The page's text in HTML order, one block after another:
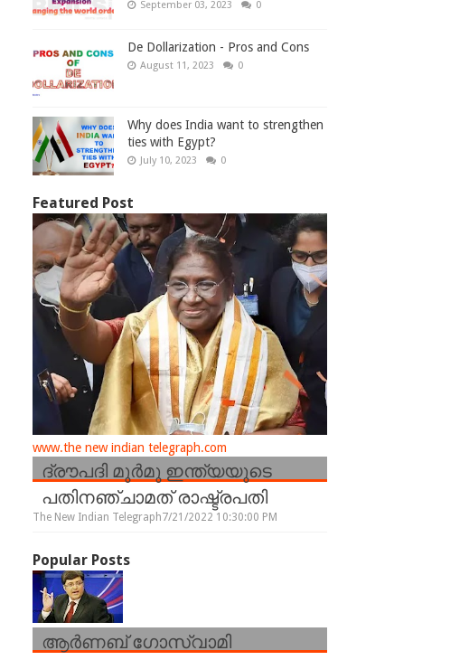
September 03, 2023 0
De Dollarization - Pros and Cons
August 11, 2023 0
Why does India want to strengthen
ties with Egypt?
July 10, 2023 0
Featured Post
www.the new indian telegraph.com
ദ്രൗപദി മുർമു ഇന്ത്യയുടെ
പതിനഞ്ചാമത് രാഷ്ട്രപതി
The New Indian Telegraph7/21/2022 10:30:00 PM
Popular Posts
ആർണബ് ഗോസ്വാമി